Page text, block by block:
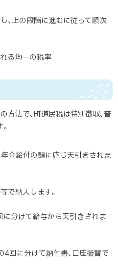
、上の段階に進むに従って順次
る均一の税率
方法で、町道民税は特別徴収、普
年金給付の額に応じ天引きされま
で納入します。
分けて給与から天引きされま
4回に分けて納付書、口座振替で